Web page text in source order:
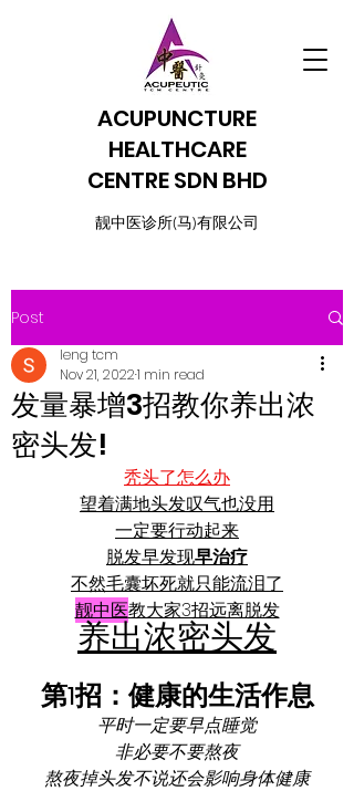
ACUPUNCTURE
HEALTHCARE
CENTRE SDN BHD
​靓中医诊所(马)有限公司
Post
发量暴增3招教你养出浓
密头发!
leng tcm
Nov 21, 20221 min read
秃头了怎么办
望着满地头发叹气也没用
一定要行动起来
脱发早发现早治疗
不然毛囊坏死就只能流泪了
靓中医教大家3招远离脱发
养出浓密头发
第️1招：健康的生活作息
平时一定要早点睡觉
非必要不要熬夜
熬夜掉头发不说还会影响身体健康